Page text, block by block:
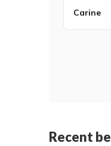
Carine
Recent